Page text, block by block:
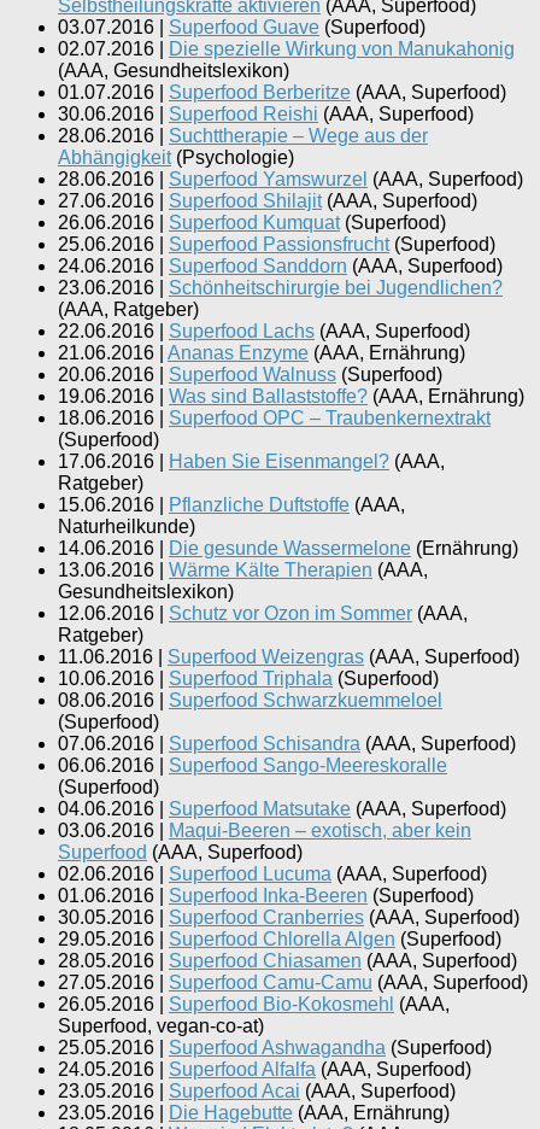
Selbstheilungskräfte aktivieren (AAA, Superfood)
03.07.2016
Superfood Guave (Superfood)
02.07.2016
Die spezielle Wirkung von Manukahonig
(AAA, Gesundheitslexikon)
01.07.2016
Superfood Berberitze (AAA, Superfood)
30.06.2016
Superfood Reishi (AAA, Superfood)
28.06.2016
Suchttherapie – Wege aus der
Abhängigkeit (Psychologie)
28.06.2016
Superfood Yamswurzel (AAA, Superfood)
27.06.2016
Superfood Shilajit (AAA, Superfood)
26.06.2016
Superfood Kumquat (Superfood)
25.06.2016
Superfood Passionsfrucht (Superfood)
24.06.2016
Superfood Sanddorn (AAA, Superfood)
23.06.2016
Schönheitschirurgie bei Jugendlichen?
(AAA, Ratgeber)
22.06.2016
Superfood Lachs (AAA, Superfood)
21.06.2016
Ananas Enzyme (AAA, Ernährung)
20.06.2016
Superfood Walnuss (Superfood)
19.06.2016
Was sind Ballaststoffe? (AAA, Ernährung)
18.06.2016
Superfood OPC – Traubenkernextrakt
(Superfood)
17.06.2016
Haben Sie Eisenmangel? (AAA,
Ratgeber)
15.06.2016
Pflanzliche Duftstoffe (AAA,
Naturheilkunde)
14.06.2016
Die gesunde Wassermelone (Ernährung)
13.06.2016
Wärme Kälte Therapien (AAA,
Gesundheitslexikon)
12.06.2016
Schutz vor Ozon im Sommer (AAA,
Ratgeber)
11.06.2016
Superfood Weizengras (AAA, Superfood)
10.06.2016
Superfood Triphala (Superfood)
08.06.2016
Superfood Schwarzkuemmeloel
(Superfood)
07.06.2016
Superfood Schisandra (AAA, Superfood)
06.06.2016
Superfood Sango-Meereskoralle
(Superfood)
04.06.2016
Superfood Matsutake (AAA, Superfood)
03.06.2016
Maqui-Beeren – exotisch, aber kein
Superfood (AAA, Superfood)
02.06.2016
Superfood Lucuma (AAA, Superfood)
01.06.2016
Superfood Inka-Beeren (Superfood)
30.05.2016
Superfood Cranberries (AAA, Superfood)
29.05.2016
Superfood Chlorella Algen (Superfood)
28.05.2016
Superfood Chiasamen (AAA, Superfood)
27.05.2016
Superfood Camu-Camu (AAA, Superfood)
26.05.2016
Superfood Bio-Kokosmehl (AAA,
Superfood, vegan-co-at)
25.05.2016
Superfood Ashwagandha (Superfood)
24.05.2016
Superfood Alfalfa (AAA, Superfood)
23.05.2016
Superfood Acai (AAA, Superfood)
23.05.2016
Die Hagebutte (AAA, Ernährung)